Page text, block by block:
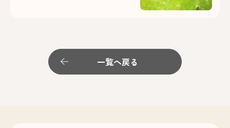
一覧へ戻る